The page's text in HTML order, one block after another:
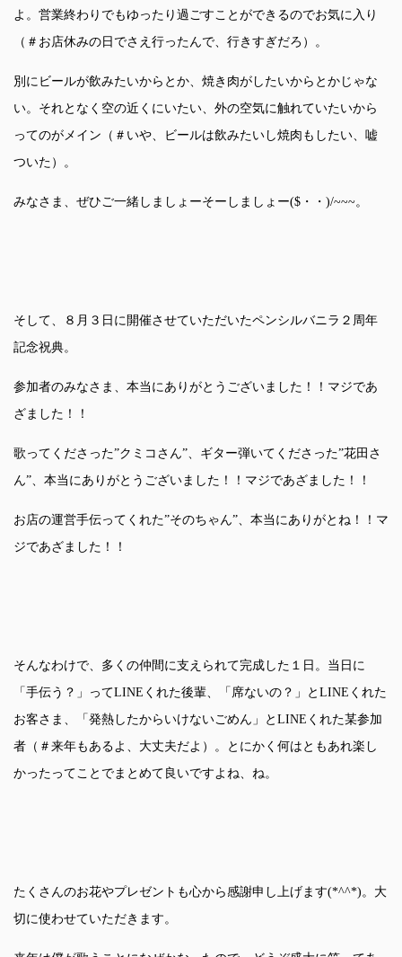
よ。営業終わりでもゆったり過ごすことができるのでお気に入り
（＃お店休みの日でさえ行ったんで、行きすぎだろ）。
別にビールが飲みたいからとか、焼き肉がしたいからとかじゃな
い。それとなく空の近くにいたい、外の空気に触れていたいから
ってのがメイン（＃いや、ビールは飲みたいし焼肉もしたい、嘘
ついた）。
みなさま、ぜひご一緒しましょーそーしましょー($・・)/~~~。
そして、８月３日に開催させていただいたペンシルバニラ２周年
記念祝典。
参加者のみなさま、本当にありがとうございました！！マジであ
ざました！！
歌ってくださった”クミコさん”、ギター弾いてくださった”花田さ
ん”、本当にありがとうございました！！マジであざました！！
お店の運営手伝ってくれた”そのちゃん”、本当にありがとね！！マ
ジであざました！！
そんなわけで、多くの仲間に支えられて完成した１日。当日に
「手伝う？」ってLINEくれた後輩、「席ないの？」とLINEくれた
お客さま、「発熱したからいけないごめん」とLINEくれた某参加
者（＃来年もあるよ、大丈夫だよ）。とにかく何はともあれ楽し
かったってことでまとめて良いですよね、ね。
たくさんのお花やプレゼントも心から感謝申し上げます(*^^*)。大
切に使わせていただきます。